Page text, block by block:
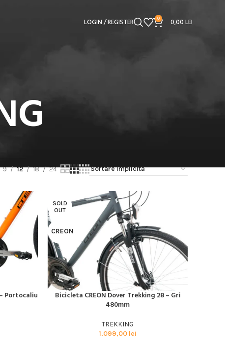
Advanced Variable
products with
LOGIN / REGISTER 0 0,00LEI
9 12 18 24
Portocaliu
SOLD
OUT
CREON
CITEȘTE MAI MULT
Bicicleta CREON Dover Trekking 28 – Gri
480mm
TREKKING
1.099,00 lei